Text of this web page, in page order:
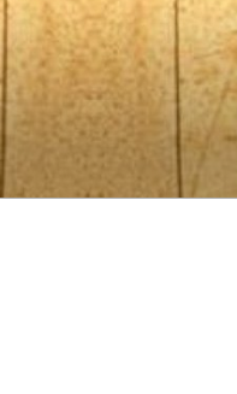
Zum
Inhalt
springen